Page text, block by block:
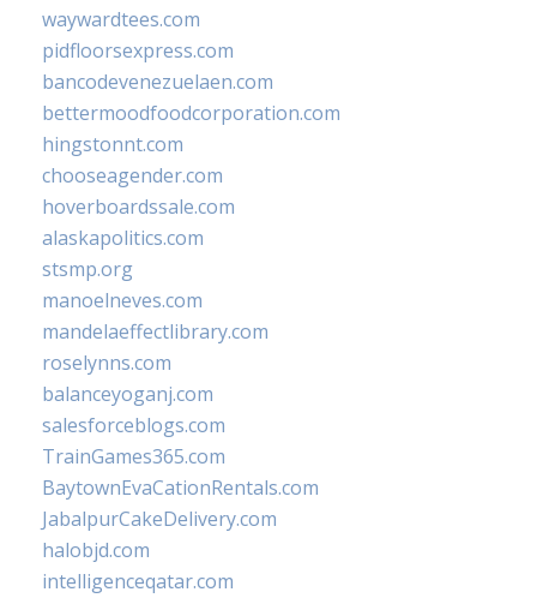
waywardtees.com
pidfloorsexpress.com
bancodevenezuelaen.com
bettermoodfoodcorporation.com
hingstonnt.com
chooseagender.com
hoverboardssale.com
alaskapolitics.com
stsmp.org
manoelneves.com
mandelaeffectlibrary.com
roselynns.com
balanceyoganj.com
salesforceblogs.com
TrainGames365.com
BaytownEvaCationRentals.com
JabalpurCakeDelivery.com
halobjd.com
intelligenceqatar.com